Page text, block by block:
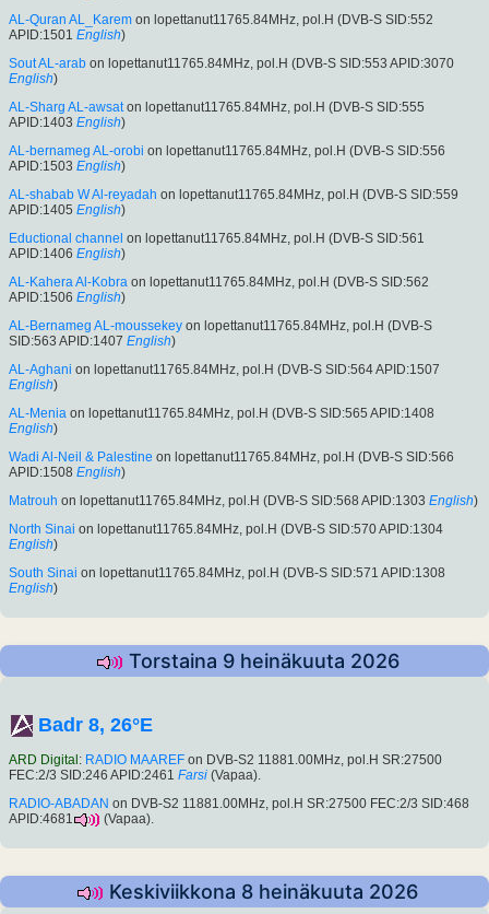
AL-Quran AL_Karem on lopettanut11765.84MHz, pol.H (DVB-S SID:552
APID:1501 English)
Sout AL-arab on lopettanut11765.84MHz, pol.H (DVB-S SID:553 APID:3070
English)
AL-Sharg AL-awsat on lopettanut11765.84MHz, pol.H (DVB-S SID:555
APID:1403 English)
AL-bernameg AL-orobi on lopettanut11765.84MHz, pol.H (DVB-S SID:556
APID:1503 English)
AL-shabab W Al-reyadah on lopettanut11765.84MHz, pol.H (DVB-S SID:559
APID:1405 English)
Eductional channel on lopettanut11765.84MHz, pol.H (DVB-S SID:561
APID:1406 English)
AL-Kahera Al-Kobra on lopettanut11765.84MHz, pol.H (DVB-S SID:562
APID:1506 English)
AL-Bernameg AL-moussekey on lopettanut11765.84MHz, pol.H (DVB-S
SID:563 APID:1407 English)
AL-Aghani on lopettanut11765.84MHz, pol.H (DVB-S SID:564 APID:1507
English)
AL-Menia on lopettanut11765.84MHz, pol.H (DVB-S SID:565 APID:1408
English)
Wadi Al-Neil & Palestine on lopettanut11765.84MHz, pol.H (DVB-S SID:566
APID:1508 English)
Matrouh on lopettanut11765.84MHz, pol.H (DVB-S SID:568 APID:1303 English)
North Sinai on lopettanut11765.84MHz, pol.H (DVB-S SID:570 APID:1304
English)
South Sinai on lopettanut11765.84MHz, pol.H (DVB-S SID:571 APID:1308
English)
Torstaina 9 heinäkuuta 2026
Badr 8, 26°E
ARD Digital: RADIO MAAREF on DVB-S2 11881.00MHz, pol.H SR:27500
FEC:2/3 SID:246 APID:2461 Farsi (Vapaa).
RADIO-ABADAN on DVB-S2 11881.00MHz, pol.H SR:27500 FEC:2/3 SID:468
APID:4681
(Vapaa).
Keskiviikkona 8 heinäkuuta 2026